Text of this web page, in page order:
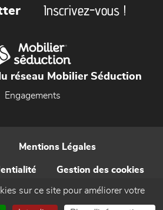
Inscrivez-vous !
réseau Mobilier Séduction
Engagements
Mentions Légales
Gestion des cookies
Contact
sur ce site pour améliorer votre